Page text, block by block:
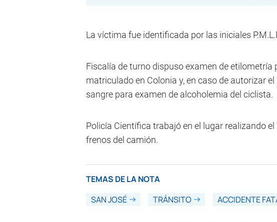
La víctima fue identificada por las iniciales
Fiscalía de turno dispuso examen de etilometría
matriculado en Colonia y, en caso de autorizar
sangre para examen de alcoholemia del ciclista.
Policía Científica trabajó en el lugar realizando
frenos del camión.
TEMAS DE LA NOTA
SAN JOSÉ
TRÁNSITO ACCIDENTE